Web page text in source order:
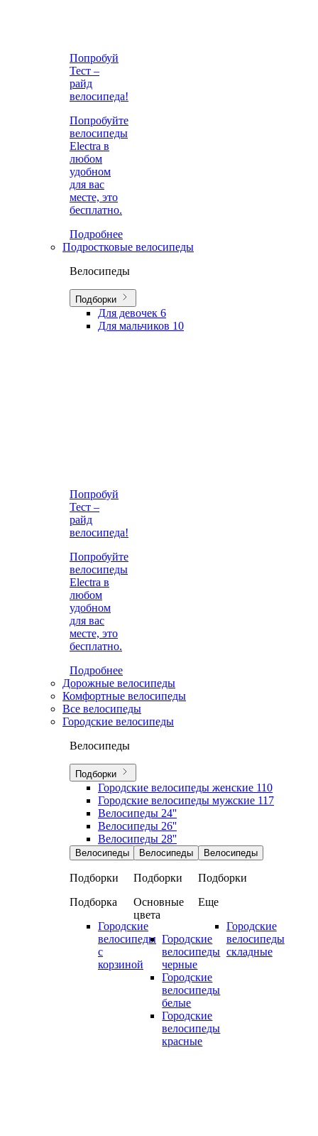
Попробуй
Тест –
райд
велосипеда!
Попробуйте
велосипеды
Electra в
любом
удобном
для вас
месте, это
бесплатно.
Подробнее
Подростковые велосипеды
Велосипеды
Подборки
Для девочек 6
Для мальчиков 10
Попробуй
Тест –
райд
велосипеда!
Попробуйте
велосипеды
Electra в
любом
удобном
для вас
месте, это
бесплатно.
Подробнее
Дорожные велосипеды
Комфортные велосипеды
Все велосипеды
Городские велосипеды
Велосипеды
Подборки
Городские велосипеды женские 110
Городские велосипеды мужские 117
Велосипеды 24''
Велосипеды 26''
Велосипеды 28''
Велосипеды
Подборки
Подборка
Городские
велосипеды
с
корзиной
Велосипеды
Подборки
Основные
цвета
Городские
велосипеды
черные
Городские
велосипеды
белые
Городские
велосипеды
красные
Велосипеды
Подборки
Еще
Городские
велосипеды
складные